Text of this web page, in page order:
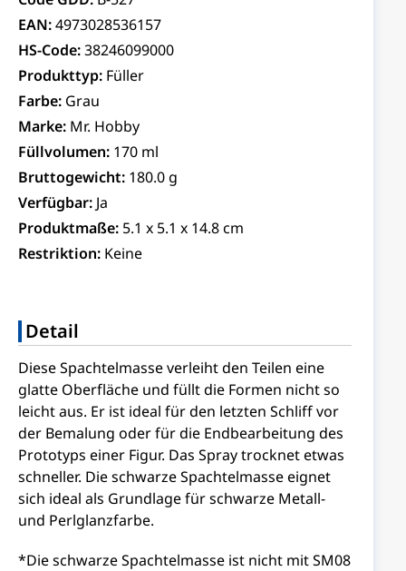
EAN:4973028536157
HS-Code:38246099000
Produkttyp: Füller
Farbe: Grau
Marke: Mr. Hobby
Füllvolumen: 170 ml
Bruttogewicht: 180.0 g
Verfügbar: Ja
Produktmaße: 5.1 x 5.1 x 14.8 cm
Restriktion: Keine
Detail
Diese Spachtelmasse verleiht den Teilen eine
glatte Oberfläche und füllt die Formen nicht so
leicht aus. Er ist ideal für den letzten Schliff vor
der Bemalung oder für die Endbearbeitung des
Prototyps einer Figur. Das Spray trocknet etwas
schneller. Die schwarze Spachtelmasse eignet
sich ideal als Grundlage für schwarze Metall-
und Perlglanzfarbe.
*Die schwarze Spachtelmasse ist nicht mit SM08